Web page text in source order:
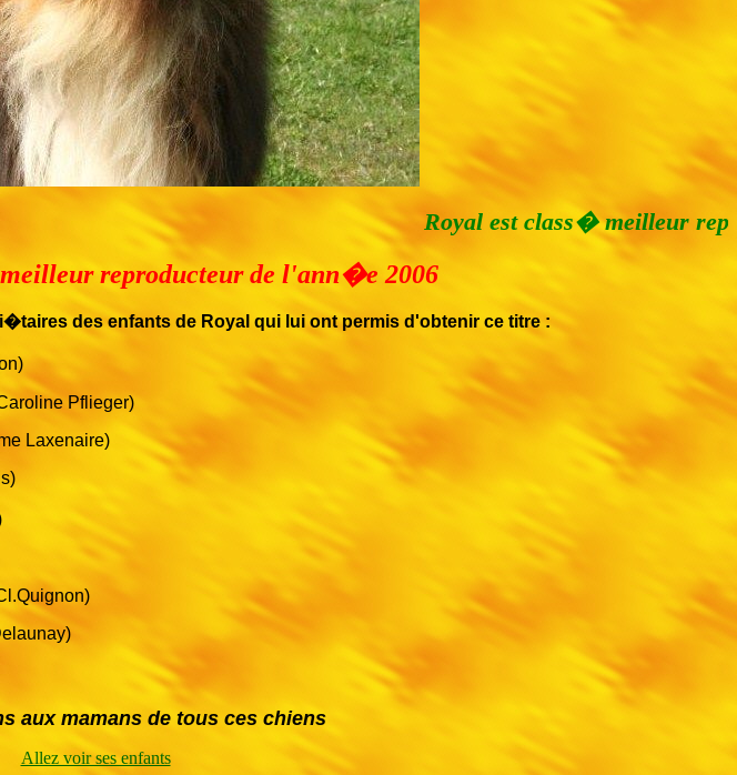
Royal est class� meilleur
reproducteur de l'ann�e 2006
des enfants de Royal qui lui ont permis d'obtenir ce titre :
Pflieger)
Laxenaire)
aux mamans de tous ces chiens
Allez voir ses enfants